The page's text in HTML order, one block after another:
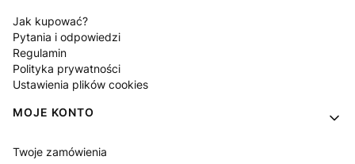
Jak kupować?
Pytania i odpowiedzi
Regulamin
Polityka prywatności
Ustawienia plików cookies
MOJE KONTO
Twoje zamówienia